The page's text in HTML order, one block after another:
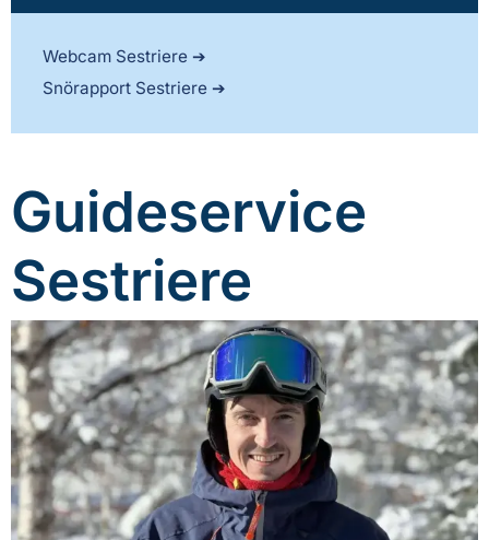
Webcam Sestriere
Snörapport Sestriere
Guideservice
Sestriere